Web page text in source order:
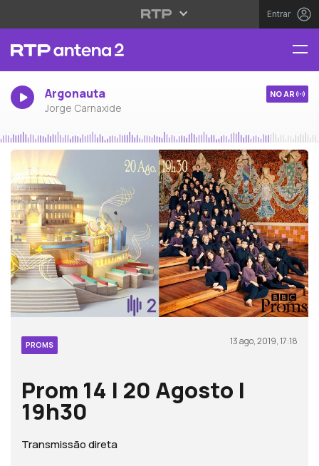
Entrar
Argonauta
Jorge Carnaxide
NO AR
PROMS 13 ago, 2019, 17:18
Prom 14 | 20 Agosto |
19h30
Transmissão direta